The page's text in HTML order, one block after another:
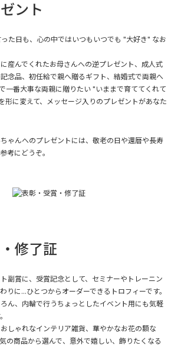
ント
た日も、心の中ではいつもいつでも "大好き" なお
産んでくれたお母さんへの逆プレゼント、成人式
念品、初任給で親へ贈るギフト、結婚式で両親へ
一番大事な両親に贈りたい "いままで育ててくれて
形に変えて、メッセージ入りのプレゼントがあなた
ゃんへのプレゼントには、敬老の日や還暦や長寿
考にどうぞ。
修了証
副賞に、受賞記念として、セミナーやトレーニン
りに...ひとつからオーダーできるトロフィーです。
ん、内輪で行うちょっとしたイベント用にも気軽
しゃれなインテリア雑貨、華やかなお花の額な
の商品から選んで、意外で嬉しい、飾りたくなる